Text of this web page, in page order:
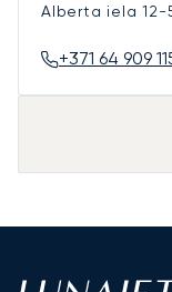
Alberta iela 12-
+371 64 909